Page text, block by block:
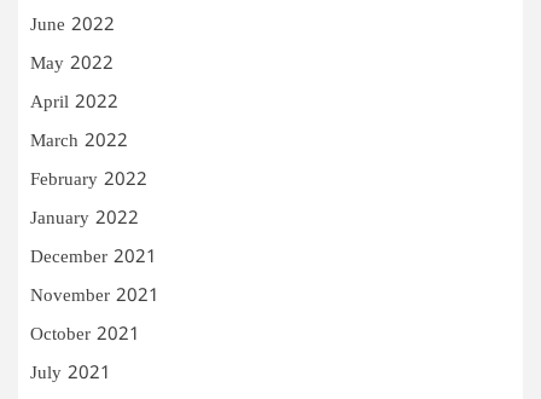
June 2022
May 2022
April 2022
March 2022
February 2022
January 2022
December 2021
November 2021
October 2021
July 2021